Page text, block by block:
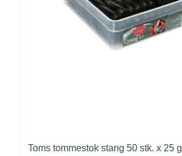
Toms tommestok stang 50 stk. x 25 g